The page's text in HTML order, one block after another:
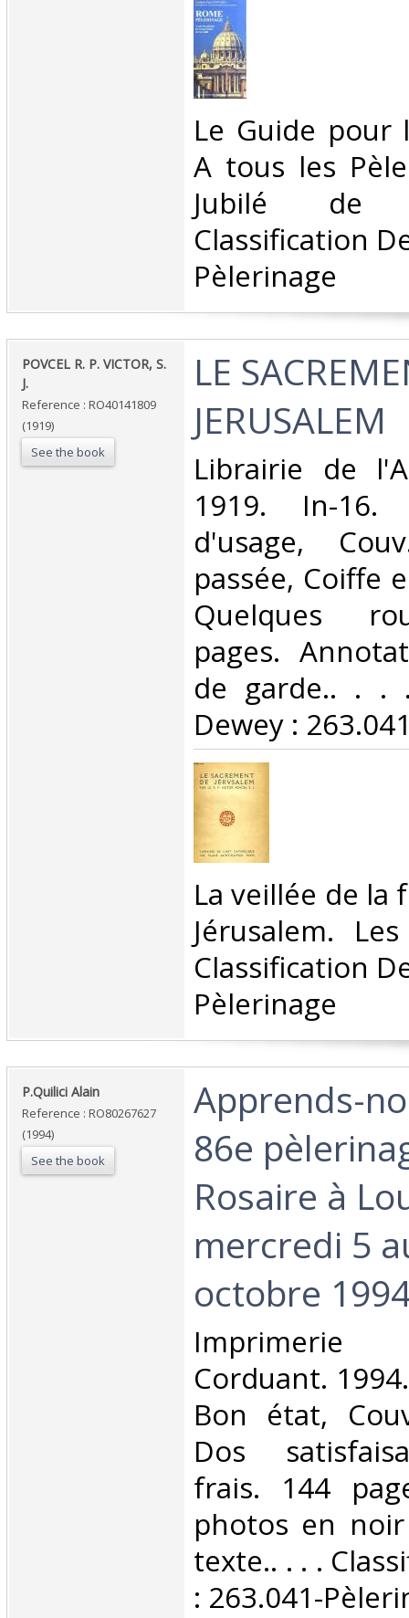
‎Le Guide pour
A tous les
Jubilé de
Classification
Pèlerinage‎
‎POVCEL R. P. VICTOR, S.
J.‎
Reference : RO40141809
(1919)
See the book
‎LE
JERUSALEM‎
‎Librairie de
1919. In-16.
d'usage,
passée, Coiffe
Quelques
pages.
de garde.. . .
Dewey :
‎La veillée de la
Jérusalem.
Classification
Pèlerinage‎
‎P.Quilici Alain‎
Reference : RO80267627
(1994)
See the book
‎Apprends-
86e
Rosaire à
mercredi 5
octobre
Corduant.
Bon état,
Dos
frais. 144
photos en
texte.. . . .
: 263.041-